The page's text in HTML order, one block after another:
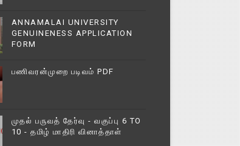
ANNAMALAI UNIVERSITY
GENUINENESS APPLICATION
FORM
பணிவரன்முறை படிவம் PDF
முதல் பருவத் தேர்வு - வகுப்பு 6 TO
10 - தமிழ் மாதிரி வினாத்தாள்